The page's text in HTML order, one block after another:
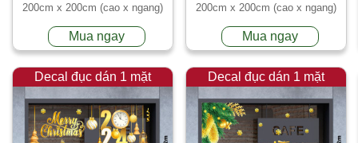
200cm x 200cm (cao x ngang)
Mua ngay
200cm x 200cm (cao x ngang)
Mua ngay
Decal đục dán 1 mặt Decal đục dán 1 mặt